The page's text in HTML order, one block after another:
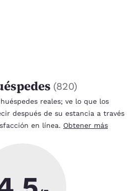
(820)
reales; ve lo que los
después de su estancia a través
en línea. Obtener más